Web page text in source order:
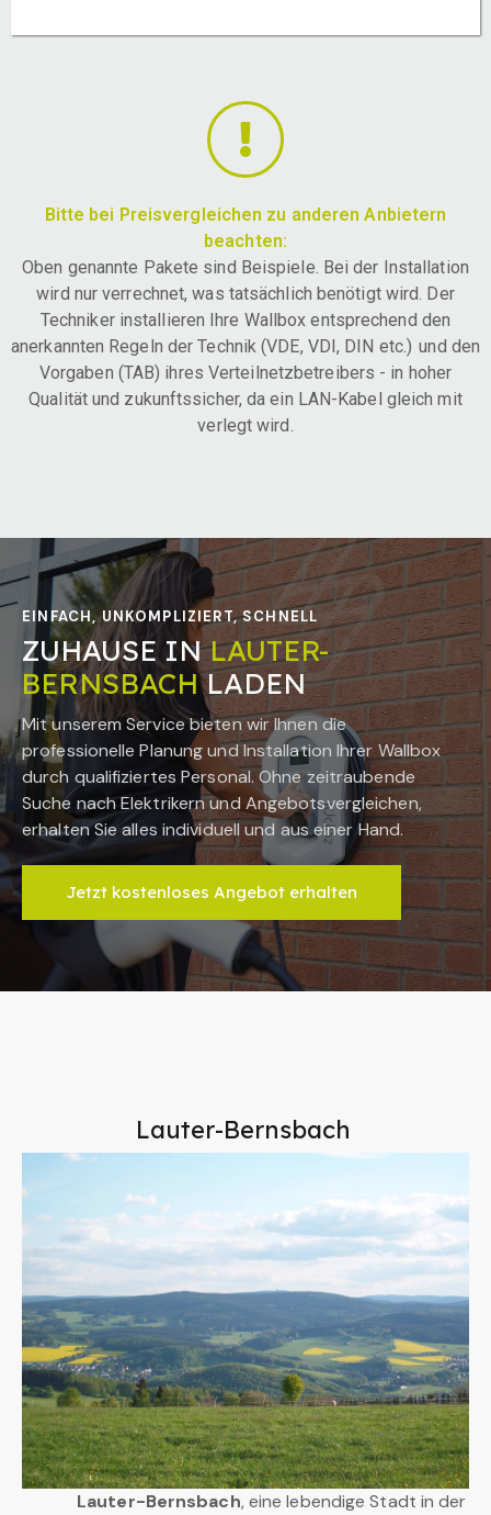
Bitte bei Preisvergleichen zu anderen Anbietern
beachten:
Oben genannte Pakete sind Beispiele. Bei der Installation
wird nur verrechnet, was tatsächlich benötigt wird. Der
Techniker installieren Ihre Wallbox entsprechend den
anerkannten Regeln der Technik (VDE, VDI, DIN etc.) und den
Vorgaben (TAB) ihres Verteilnetzbetreibers - in hoher
Qualität und zukunftssicher, da ein LAN-Kabel gleich mit
verlegt wird.
EINFACH, UNKOMPLIZIERT, SCHNELL
ZUHAUSE INLAUTER-
BERNSBACHLADEN
Mit unserem Service bieten wir Ihnen die
professionelle Planung und Installation Ihrer Wallbox
durch qualifiziertes Personal. Ohne zeitraubende
Suche nach Elektrikern und Angebotsvergleichen,
erhalten Sie alles individuell und aus einer Hand.
Jetzt kostenloses Angebot erhalten
Lauter-Bernsbach
Lauter-Bernsbach, eine lebendige Stadt in der